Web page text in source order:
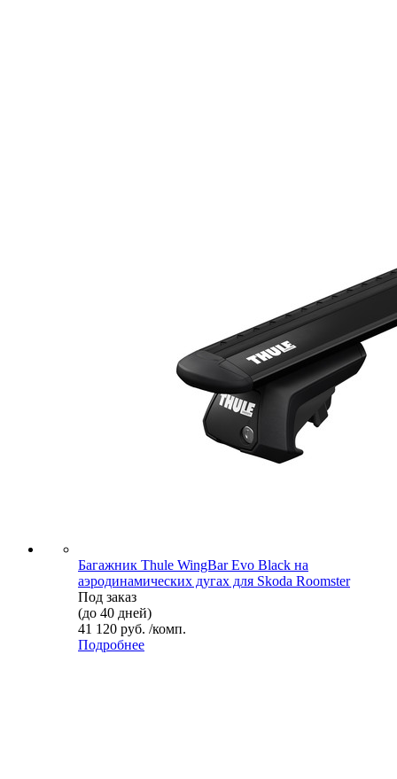
Багажник Thule WingBar Evo Black на
аэродинамических дугах для Skoda Roomster
Под заказ
(до 40 дней)
41 120 руб. /комп.
Подробнее